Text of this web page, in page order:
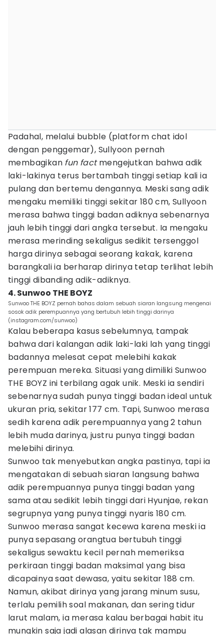
Padahal, melalui bubble (platform chat idol
dengan penggemar), Sullyoon pernah
membagikan fun factmengejutkan bahwa adik
laki-lakinya terus bertambah tinggi setiap kali ia
pulang dan bertemu dengannya. Meski sang adik
mengaku memiliki tinggi sekitar 180 cm, Sullyoon
merasa bahwa tinggi badan adiknya sebenarnya
jauh lebih tinggi dari angka tersebut. Ia mengaku
merasa merinding sekaligus sedikit tersenggol
harga dirinya sebagai seorang kakak, karena
barangkali ia berharap dirinya tetap terlihat lebih
tinggi dibanding adik-adiknya.
4. Sunwoo THE BOYZ
Sunwoo THE BOYZ pernah bahas dalam sebuah siaran langsung mengenai
sosok adik perempuannya yang bertubuh lebih tinggi darinya
(instagram.com/sunwoo)
Kalau beberapa kasus sebelumnya, tampak
bahwa dari kalangan adik laki-laki lah yang tinggi
badannya melesat cepat melebihi kakak
perempuan mereka. Situasi yang dimiliki Sunwoo
THE BOYZ ini terbilang agak unik. Meski ia sendiri
sebenarnya sudah punya tinggi badan ideal untuk
ukuran pria, sekitar 177 cm. Tapi, Sunwoo merasa
sedih karena adik perempuannya yang 2 tahun
lebih muda darinya, justru punya tinggi badan
melebihi dirinya.
Sunwoo tak menyebutkan angka pastinya, tapi ia
mengatakan di sebuah siaran langsung bahwa
adik perempuannya punya tinggi badan yang
sama atau sedikit lebih tinggi dari Hyunjae, rekan
segrupnya yang punya tinggi nyaris 180 cm.
Sunwoo merasa sangat kecewa karena meski ia
punya sepasang orangtua bertubuh tinggi
sekaligus sewaktu kecil pernah memeriksa
perkiraan tinggi badan maksimal yang bisa
dicapainya saat dewasa, yaitu sekitar 188 cm.
Namun, akibat dirinya yang jarang minum susu,
terlalu pemilih soal makanan, dan sering tidur
larut malam, ia merasa kalau berbagai habit itu
mungkin saja jadi alasan dirinya tak mampu